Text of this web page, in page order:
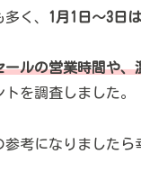
く、 1月1日～3日
ルの営業時間や
を調査しました。
考になりましたら